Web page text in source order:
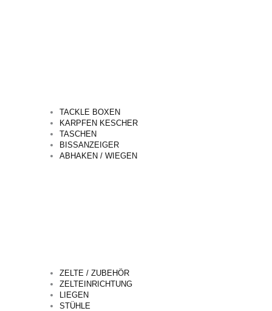
TACKLE BOXEN
KARPFEN KESCHER
TASCHEN
BISSANZEIGER
ABHAKEN / WIEGEN
ZELTE / ZUBEHÖR
ZELTEINRICHTUNG
LIEGEN
STÜHLE